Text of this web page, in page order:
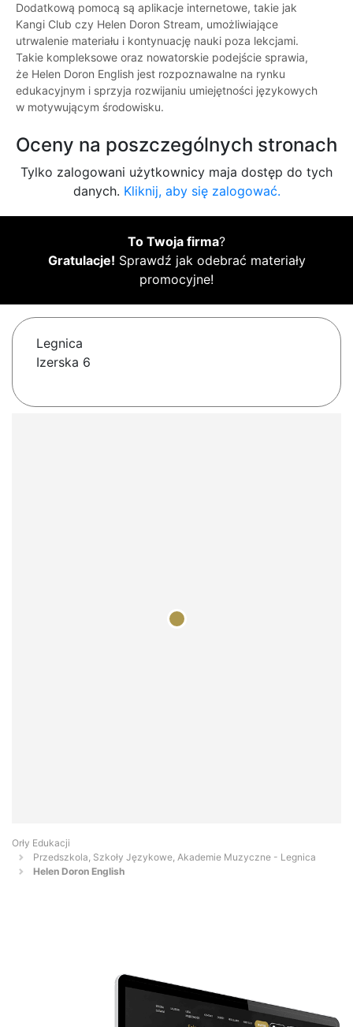
Dodatkową pomocą są aplikacje internetowe, takie jak
Kangi Club czy Helen Doron Stream, umożliwiające
utrwalenie materiału i kontynuację nauki poza lekcjami.
Takie kompleksowe oraz nowatorskie podejście sprawia,
że Helen Doron English jest rozpoznawalne na rynku
edukacyjnym i sprzyja rozwijaniu umiejętności językowych
w motywującym środowisku.
Oceny na poszczególnych stronach
Tylko zalogowani użytkownicy maja dostęp do tych
danych. Kliknij, aby się zalogować.
To Twoja firma?
Gratulacje! Sprawdź jak odebrać materiały
promocyjne!
Legnica
Izerska 6
Orły Edukacji
Przedszkola, Szkoły Językowe, Akademie Muzyczne - Legnica
Helen Doron English